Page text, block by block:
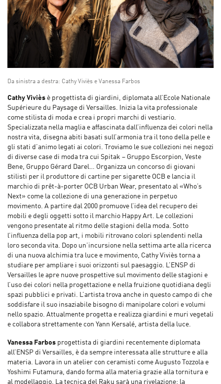
Da sinistra a destra: Cathy Viviès e Vanessa Farbos
Cathy Viviès è progettista di giardini, diplomata all’Ecole Nationale
Supérieure du Paysage di Versailles. Inizia la vita professionale
come stilista di moda e crea i propri marchi di vestiario.
Specializzata nella maglia e affascinata dall’influenza dei colori nella
nostra vita, disegna abiti basati sull’armonia tra il tono della pelle e
gli stati d’animo legati ai colori. Troviamo le sue collezioni nei negozi
di diverse case di moda tra cui Spitak – Gruppo Escorpion, Veste
Bene, Gruppo Gérard Darel… Organizza un concorso di giovani
stilisti per il produttore di cartine per sigarette OCB e lancia il
marchio di prêt-à-porter OCB Urban Wear, presentato al «Who’s
Next» come la collezione di una generazione in perpetuo
movimento. A partire dal 2000 promuove l’idea del recupero dei
mobili e degli oggetti sotto il marchio Happy Art. Le collezioni
vengono presentate al ritmo delle stagioni della moda. Sotto
l’influenza della pop art, i mobili ritrovano colori splendenti nella
loro seconda vita. Dopo un’incursione nella settima arte alla ricerca
di una nuova alchimia tra luce e movimento, Cathy Viviès torna a
studiare per ampliare i suoi orizzonti sul paesaggio. L’ENSP di
Versailles le apre nuove prospettive sul movimento delle stagioni e
l’uso dei colori nella progettazione e nella fruizione quotidiana degli
spazi pubblici e privati. L’artista trova anche in questo campo di che
soddisfare il suo insaziabile bisogno di manipolare colori e volumi
nello spazio. Attualmente progetta e realizza giardini e muri vegetali
e collabora strettamente con Yann Kersalé, artista della luce.
Vanessa Farbos progettista di giardini recentemente diplomata
all’ENSP di Versailles, è da sempre interessata alle strutture e alla
materia. Lavora in un atelier con ceramisti come Augusto Tozzola e
Yoshimi Futamura, dando forma alla materia grazie alla tornitura e
al modellaggio. La tecnica del Raku sarà una rivelazione: la